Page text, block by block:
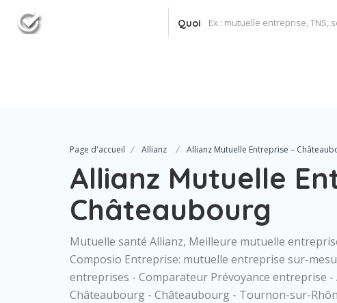
Quoi
Page d'accueil Allianz Allianz Mutuelle Entreprise –
Allianz Mutuelle
Châteaubourg
Mutuelle santé Allianz, Meilleure mutuelle
Composio Entreprise: mutuelle entreprise sur-
entreprises - Comparateur Prévoyance entreprise
Châteaubourg - Châteaubourg - Tournon-sur-